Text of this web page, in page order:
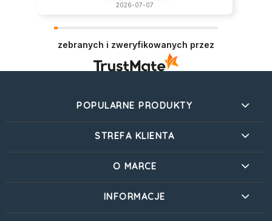
2026-07-07
zebranych i zweryfikowanych przez
POPULARNE PRODUKTY
STREFA KLIENTA
O MARCE
INFORMACJE